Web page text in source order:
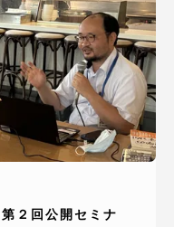
２回公開セミナ